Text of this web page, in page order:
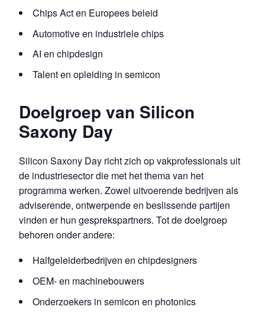
Chips Act en Europees beleid
Automotive en industriele chips
AI en chipdesign
Talent en opleiding in semicon
Doelgroep van Silicon
Saxony Day
Silicon Saxony Day richt zich op vakprofessionals uit
de industriesector die met het thema van het
programma werken. Zowel uitvoerende bedrijven als
adviserende, ontwerpende en beslissende partijen
vinden er hun gesprekspartners. Tot de doelgroep
behoren onder andere:
Halfgeleiderbedrijven en chipdesigners
OEM- en machinebouwers
Onderzoekers in semicon en photonics